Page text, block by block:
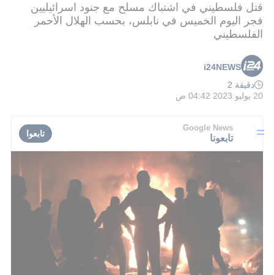
قتل فلسطيني في اشتباك مسلح مع جنود اسرائيليين
فجر اليوم الخميس في نابلس، بحسب الهلال الأحمر
الفلسطيني
i24NEWS
دقيقة 2
20 يوليو 2023 04:42 ص
Google News
تابعونا تابعوا